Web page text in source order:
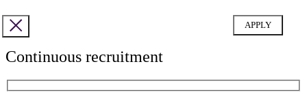
Continuous recruitment